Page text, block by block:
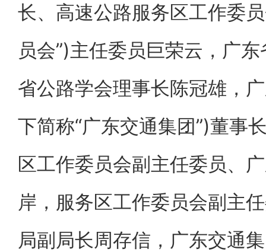
长、高速公路服务区工作委
员会”)主任委员巨荣云，广
省公路学会理事长陈冠雄，
下简称“广东交通集团”)董事
区工作委员会副主任委员、
岸，服务区工作委员会副主
局副局长周存信，广东交通